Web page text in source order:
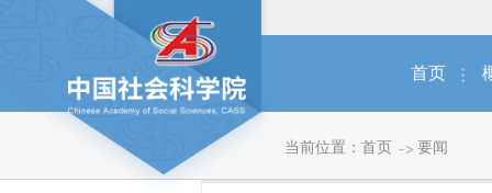
首页
当前位置： 首页 要闻